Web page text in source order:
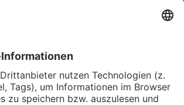
Dich auch